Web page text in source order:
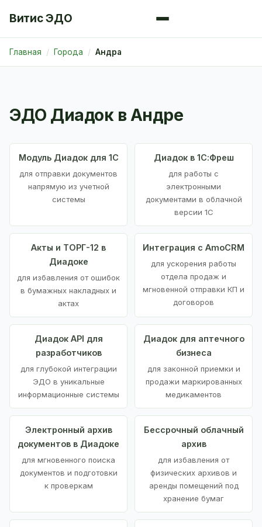
Витис ЭДО
Главная Города Андра
ЭДО Диадок в Андре
Модуль Диадок для 1С
для отправки документов
напрямую из учетной
системы
Диадок в 1С:Фреш
для работы с
электронными
документами в облачной
версии 1С
Акты и ТОРГ-12 в
Диадоке
для избавления от ошибок
в бумажных накладных и
актах
Интеграция с AmoCRM
для ускорения работы
отдела продаж и
мгновенной отправки КП и
договоров
Диадок API для
разработчиков
для глубокой интеграции
ЭДО в уникальные
информационные системы
Диадок для аптечного
бизнеса
для законной приемки и
продажи маркированных
медикаментов
Электронный архив
документов в Диадоке
для мгновенного поиска
документов и подготовки
к проверкам
Бессрочный облачный
архив
для избавления от
физических архивов и
аренды помещений под
хранение бумаг